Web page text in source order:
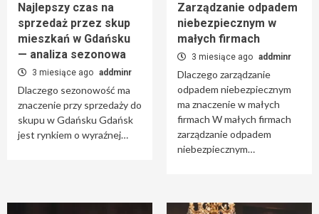
7
Bez kategorii
Rola wolontariatu i byłych pacjentów w
ośrodkach leczenia uzależnień
Najlepszy czas na
sprzedaż przez skup
mieszkań w Gdańsku
— analiza sezonowa
3 miesiące ago addminr
Dlaczego sezonowość ma
znaczenie przy sprzedaży do
skupu w Gdańsku Gdańsk
jest rynkiem o wyraźnej…
Zarządzanie odpadem
niebezpiecznym w
małych firmach
3 miesiące ago addminr
Dlaczego zarządzanie
odpadem niebezpiecznym
ma znaczenie w małych
firmach W małych firmach
zarządzanie odpadem
niebezpiecznym…